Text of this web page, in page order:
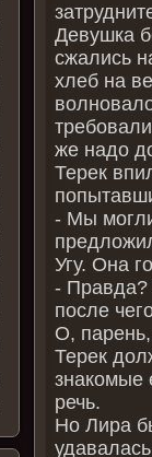
Девушка
сжались
хлеб на
же надо
Терек
- Мы
Угу. Она
- Правда?
после
О,
Терек
знакомые
речь.
Но Лира